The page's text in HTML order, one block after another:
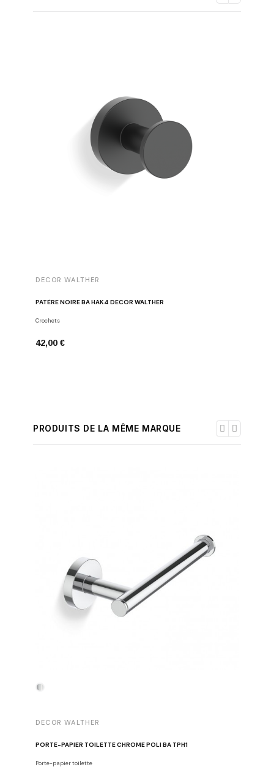
DECOR WALTHER
PATÈRE NOIRE BA HAK4 DECOR WALTHER
Crochets
42,00 €
PRODUITS DE LA MÊME MARQUE
DECOR WALTHER
PORTE-PAPIER TOILETTE CHROME POLI BA TPH1
Porte-papier toilette